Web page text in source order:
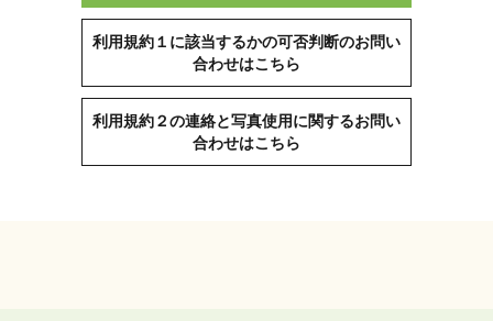
利用規約１に該当するかの可否判断のお問い
合わせはこちら
利用規約２の連絡と写真使用に関するお問い
合わせはこちら